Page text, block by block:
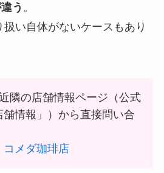
う 。
い自体がないケースもあり
隣の店舗情報ページ（公式
舗情報」）から直接問い合
コメダ珈琲店